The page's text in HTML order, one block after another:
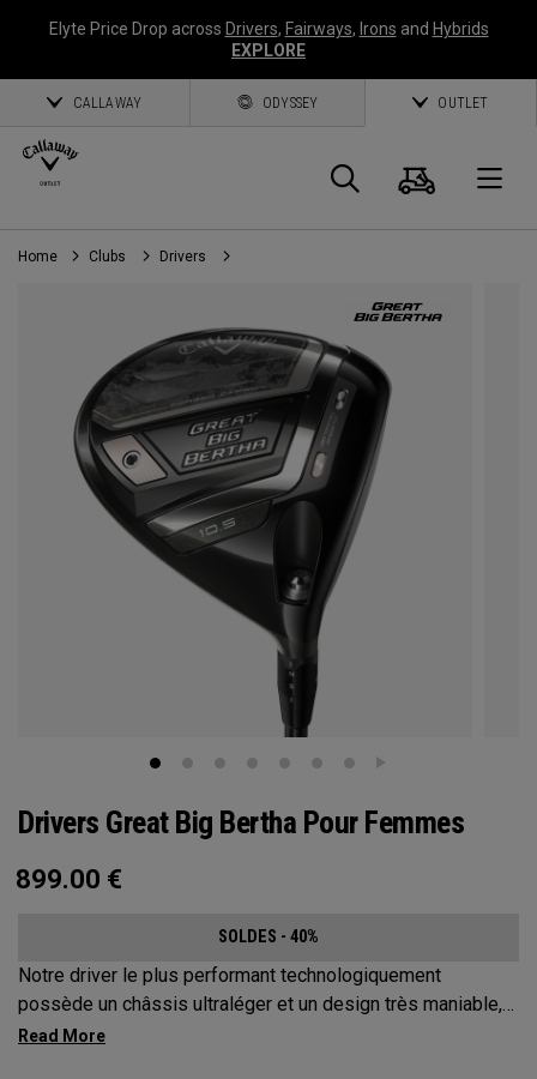
Elyte Price Drop across Drivers, Fairways, Irons and Hybrids
EXPLORE
CALLAWAY ODYSSEY OUTLET
Panier
Home Clubs Drivers
Drivers Great Big Bertha Pour Femmes
899.00 €
SOLDES - 40%
Notre driver le plus performant technologiquement
possède un châssis ultraléger et un design très maniable,
afin d'augmenter la vitesse de la tête du club et la distance